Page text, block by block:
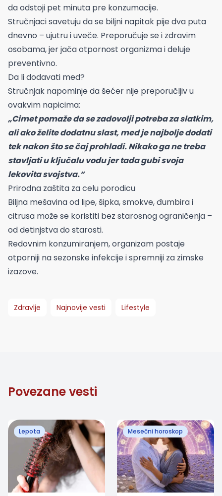
da odstoji pet minuta pre konzumacije.
Stručnjaci savetuju da se biljni napitak pije dva puta
dnevno – ujutru i uveče. Preporučuje se i zdravim
osobama, jer jača otpornost organizma i deluje
preventivno.
Da li dodavati med?
Stručnjak napominje da šećer nije preporučljiv u
ovakvim napicima:
„Cimet pomaže da se zadovolji potreba za slatkim,
ali ako želite dodatnu slast, med je najbolje dodati
tek nakon što se čaj prohladi. Nikako ga ne treba
stavljati u ključalu vodu jer tada gubi svoja
lekovita svojstva.“
Prirodna zaštita za celu porodicu
Biljna mešavina od lipe, šipka, smokve, đumbira i
citrusa može se koristiti bez starosnog ograničenja –
od detinjstva do starosti.
Redovnim konzumiranjem, organizam postaje
otporniji na sezonske infekcije i spremniji za zimske
izazove.
Zdravlje Najnovije vesti Lifestyle
Povezane vesti
Lepota Mesečni horoskop